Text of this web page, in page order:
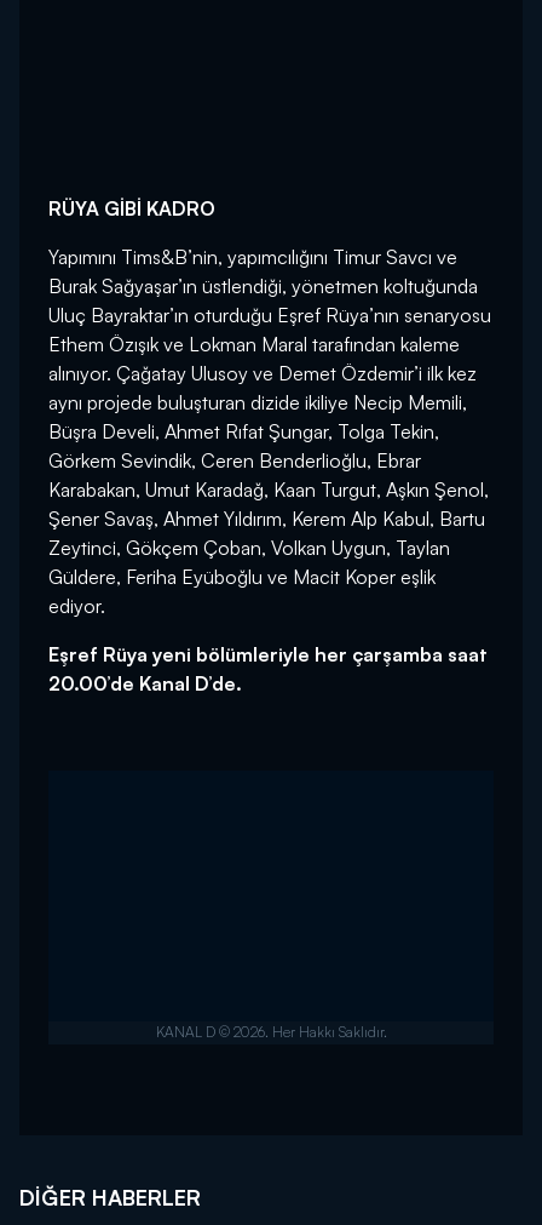
RÜYA GİBİ KADRO
Yapımını Tims&B’nin, yapımcılığını Timur Savcı ve
Burak Sağyaşar’ın üstlendiği, yönetmen koltuğunda
Uluç Bayraktar’ın oturduğu Eşref Rüya’nın senaryosu
Ethem Özışık ve Lokman Maral tarafından kaleme
alınıyor. Çağatay Ulusoy ve Demet Özdemir’i ilk kez
aynı projede buluşturan dizide ikiliye Necip Memili,
Büşra Develi, Ahmet Rıfat Şungar, Tolga Tekin,
Görkem Sevindik, Ceren Benderlioğlu, Ebrar
Karabakan, Umut Karadağ, Kaan Turgut, Aşkın Şenol,
Şener Savaş, Ahmet Yıldırım, Kerem Alp Kabul, Bartu
Zeytinci, Gökçem Çoban, Volkan Uygun, Taylan
Güldere, Feriha Eyüboğlu ve Macit Koper eşlik
ediyor.
Eşref Rüya yeni bölümleriyle her çarşamba saat
20.00’de Kanal D’de.
DIĞER HABERLER